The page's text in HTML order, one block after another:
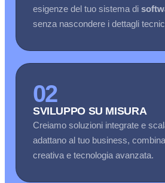
esigenze del tuo sistema di
senza nascondere i dettagli
02
SVILUPPO SU MISURA
Creiamo soluzioni integrate e
adattano al tuo business,
creativa e tecnologia avanzata.